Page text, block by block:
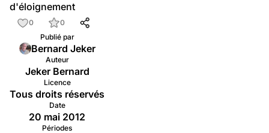
d'éloignement
0
0
Publié par
Bernard Jeker
Auteur
Jeker Bernard
Licence
Tous droits réservés
Date
20 mai 2012
Périodes